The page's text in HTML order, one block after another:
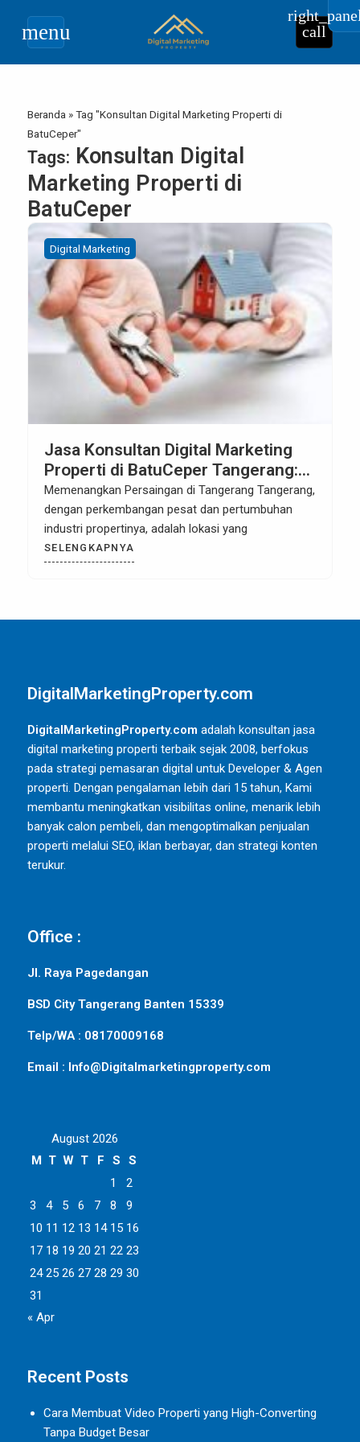
menu call
Beranda »Tag "Konsultan Digital Marketing Properti di
BatuCeper"
Tags: Konsultan Digital
Marketing Properti di
BatuCeper
Digital Marketing
Jasa Konsultan Digital Marketing
Properti di BatuCeper Tangerang:
Menuju Sukses Bersama
Memenangkan Persaingan di Tangerang Tangerang,
dengan perkembangan pesat dan pertumbuhan
industri propertinya, adalah lokasi yang
SELENGKAPNYA
DigitalMarketingProperty.com
DigitalMarketingProperty.com adalah konsultan jasa
digital marketing properti terbaik sejak 2008, berfokus
pada strategi pemasaran digital untuk Developer & Agen
properti. Dengan pengalaman lebih dari 15 tahun, Kami
membantu meningkatkan visibilitas online, menarik lebih
banyak calon pembeli, dan mengoptimalkan penjualan
properti melalui SEO, iklan berbayar, dan strategi konten
terukur.
Office :
Jl. Raya Pagedangan
BSD City Tangerang Banten 15339
Telp/WA : 08170009168
Email : Info@Digitalmarketingproperty.com
August 2026
M T W T F S
S
1
2
3
4 5 6 7 8
9
10 11 12 13 14 15 16
17 18 19 20 21 22 23
24 25 26 27 28 29 30
31
« Apr
Recent Posts
Cara Membuat Video Properti yang High-Converting
Tanpa Budget Besar